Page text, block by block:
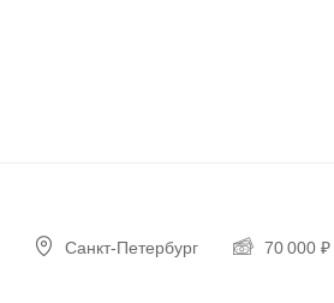
Санкт-Петербург 70 000 ₽